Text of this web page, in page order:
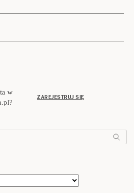
w
ZAREJESTRUJ SIĘ